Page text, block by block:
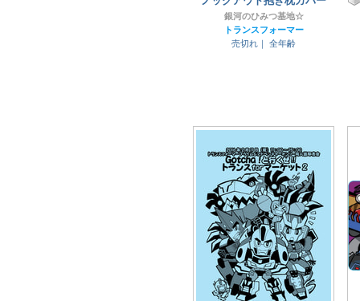
銀河のひみつ基地☆
トランスフォーマー
売切れ｜
全年齢